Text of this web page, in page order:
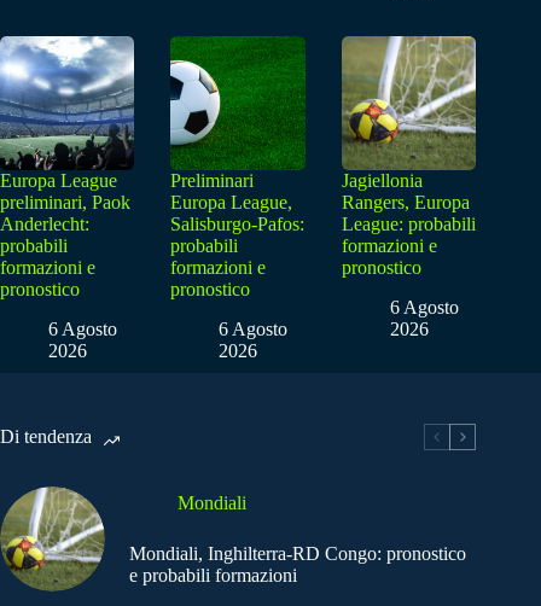
Europa League
preliminari, Paok
Anderlecht:
probabili
formazioni e
pronostico
6 Agosto
2026
Preliminari
Europa League,
Salisburgo-Pafos:
probabili
formazioni e
pronostico
6 Agosto
2026
Jagiellonia
Rangers, Europa
League: probabili
formazioni e
pronostico
6 Agosto
2026
Di tendenza
Mondiali
Mondiali, Inghilterra-RD Congo: pronostico
e probabili formazioni